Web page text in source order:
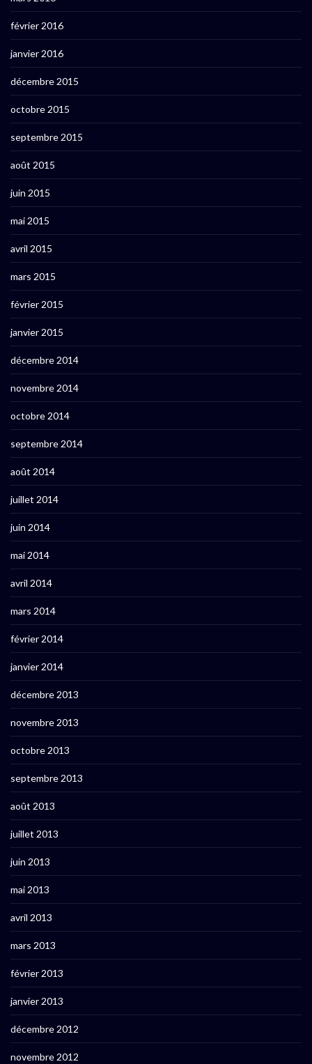
février 2016
janvier 2016
décembre 2015
octobre 2015
septembre 2015
août 2015
juin 2015
mai 2015
avril 2015
mars 2015
février 2015
janvier 2015
décembre 2014
novembre 2014
octobre 2014
septembre 2014
août 2014
juillet 2014
juin 2014
mai 2014
avril 2014
mars 2014
février 2014
janvier 2014
décembre 2013
novembre 2013
octobre 2013
septembre 2013
août 2013
juillet 2013
juin 2013
mai 2013
avril 2013
mars 2013
février 2013
janvier 2013
décembre 2012
novembre 2012